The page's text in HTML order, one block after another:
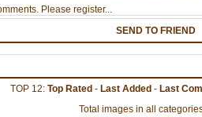
Please register...
SEND TO FRIEND
TOP 12: Top Rated- Last Added- Last
Total images in all